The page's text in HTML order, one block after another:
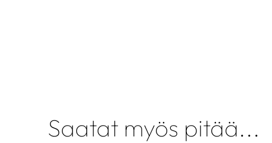
Saatat myös pitää...